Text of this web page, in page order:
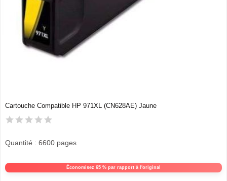
Cartouche Compatible HP 971XL (CN628AE) Jaune
Économisez 65 % par rapport à l'original
Quantité : 6600 pages